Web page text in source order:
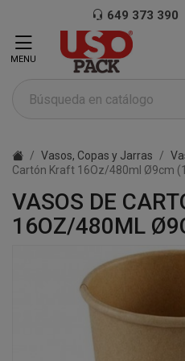
649 373 390
MENU
Vasos, Copas y Jarras
Cartón Kraft 16Oz/480ml Ø9cm
VASOS DE
16OZ/480ML